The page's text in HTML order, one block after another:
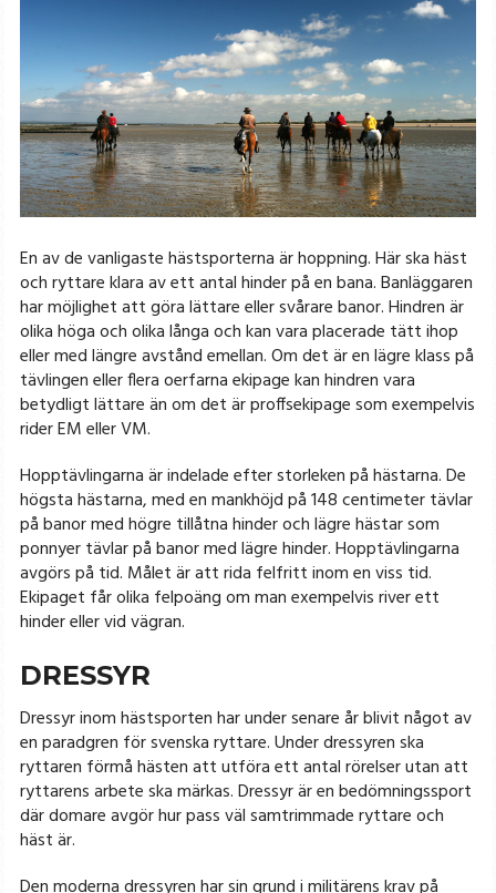
En av de vanligaste hästsporterna är hoppning. Här ska häst
och ryttare klara av ett antal hinder på en bana. Banläggaren
har möjlighet att göra lättare eller svårare banor. Hindren är
olika höga och olika långa och kan vara placerade tätt ihop
eller med längre avstånd emellan. Om det är en lägre klass på
tävlingen eller flera oerfarna ekipage kan hindren vara
betydligt lättare än om det är proffsekipage som exempelvis
rider EM eller VM.
Hopptävlingarna är indelade efter storleken på hästarna. De
högsta hästarna, med en mankhöjd på 148 centimeter tävlar
på banor med högre tillåtna hinder och lägre hästar som
ponnyer tävlar på banor med lägre hinder. Hopptävlingarna
avgörs på tid. Målet är att rida felfritt inom en viss tid.
Ekipaget får olika felpoäng om man exempelvis river ett
hinder eller vid vägran.
DRESSYR
Dressyr inom hästsporten har under senare år blivit något av
en paradgren för svenska ryttare. Under dressyren ska
ryttaren förmå hästen att utföra ett antal rörelser utan att
ryttarens arbete ska märkas. Dressyr är en bedömningssport
där domare avgör hur pass väl samtrimmade ryttare och
häst är.